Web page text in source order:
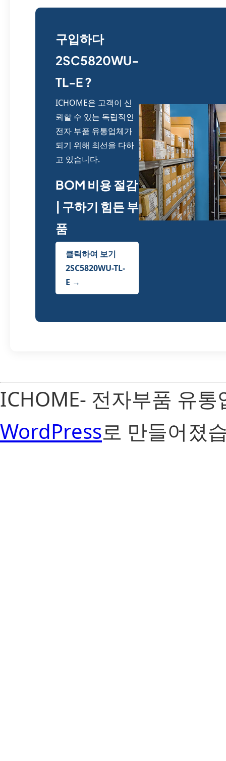
구입하다
2SC5820WU-
TL-E ?
ICHOME은 고객이 신
뢰할 수 있는 독립적인
전자 부품 유통업체가
되기 위해 최선을 다하
고 있습니다.
BOM 비용 절감
| 구하기 힘든 부
품
클릭하여 보기
2SC5820WU-TL-
E →
ICHOME- 전자부품 유
WordPress로 만들어졌